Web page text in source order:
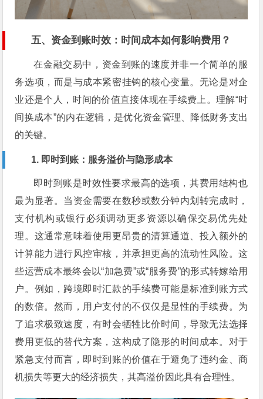
五、资金到账时效：时间成本如何影响费用？
在金融交易中，资金到账的速度并非一个简单的服
务选项，而是与成本紧密挂钩的核心变量。无论是对企
业还是个人，时间的价值直接体现在手续费上。理解“时
间换成本”的内在逻辑，是优化资金管理、降低财务支出
的关键。
1. 即时到账：服务溢价与隐形成本
即时到账是时效性要求最高的选项，其费用结构也
最为显著。当资金需要在数秒或数分钟内划转完成时，
支付机构或银行必须调动更多资源以确保交易优先处
理。这通常意味着使用更昂贵的清算通道、投入额外的
计算能力进行风控审核，并承担更高的流动性风险。这
些运营成本最终会以“加急费”或“服务费”的形式转嫁给用
户。例如，跨境即时汇款的手续费可能是标准到账方式
的数倍。然而，用户支付的不仅仅是显性的手续费。为
了追求极致速度，有时会牺牲比价时间，导致无法选择
费用更低的替代方案，这构成了隐形的时间成本。对于
紧急支付而言，即时到账的价值在于避免了违约金、商
机损失等更大的经济损失，其高溢价因此具有合理性。